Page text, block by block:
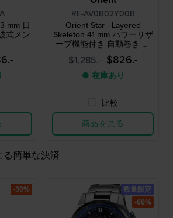
mm 日
式メン
RE-AV0B02Y00B
Orient Star - Layered
Skeleton 41 mm パワーリザ
ーブ機能付き 自動巻き メ
ンズウォッチ
$1,285.- $826.-
● 在庫あり
比較
商品を見る
簡単な決済
-30%
数量限定
-60%